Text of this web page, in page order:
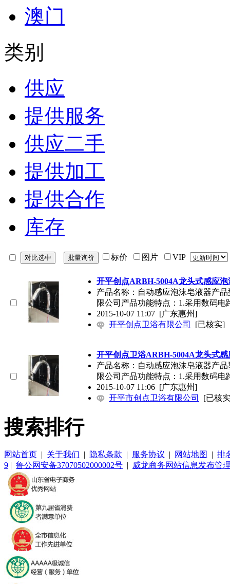
澳门
类别
供应
提供服务
供应二手
提供加工
提供合作
库存
标价 图片 VIP
开平创点ARBH-5004A龙头式感应
产品名称：自动感应泡沫皂液器产
限公司产品功能特点：1.采用数码电
2015-10-07 11:07 [广东惠州]
开平创点卫浴有限公司
[已核实]
开平创点卫浴ARBH-5004A龙头式
产品名称：自动感应泡沫皂液器产
限公司产品功能特点：1.采用数码电
2015-10-07 11:06 [广东惠州]
开平市创点卫浴有限公司
[已核
搜索排行
网站首页 | 关于我们 | 隐私条款 | 服务协议 | 网站地图 | 排
9 | 鲁公网安备37070502000002号 | 威龙商务网站信息发布管